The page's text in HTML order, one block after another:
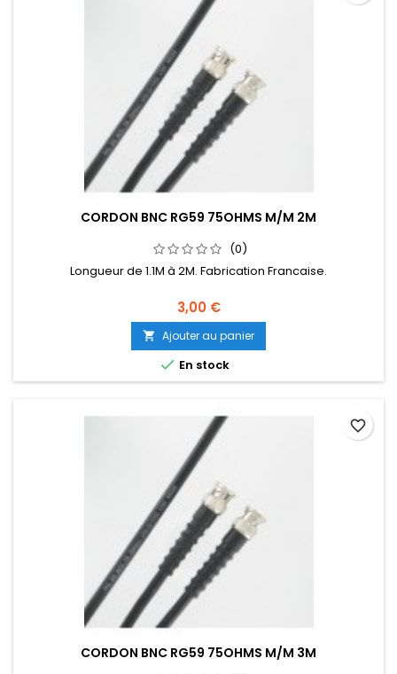
CORDON BNC RG59 75OHMS M/M 2M
(0)
Longueur de 1.1M à 2M. Fabrication Francaise.
3,00 €
 Ajouter au panier
 En stock
CORDON BNC RG59 75OHMS M/M 3M
favorite_border